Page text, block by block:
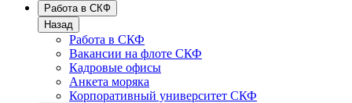
Работа в СКФ
Назад
Работа в СКФ
Вакансии на флоте СКФ
Кадровые офисы
Анкета моряка
Корпоративный университет СКФ